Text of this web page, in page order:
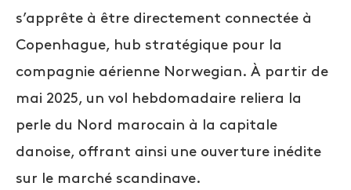
s’apprête à être directement connectée à
Copenhague, hub stratégique pour la
compagnie aérienne Norwegian. À partir de
mai 2025, un vol hebdomadaire reliera la
perle du Nord marocain à la capitale
danoise, offrant ainsi une ouverture inédite
sur le marché scandinave.